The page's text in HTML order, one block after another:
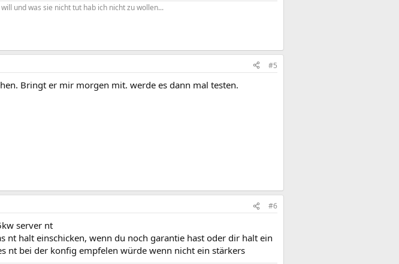
und was sie nicht tut hab ich nicht zu wollen...
#5
Bringt er mir morgen mit. werde es dann mal testen.
#6
server nt
nt halt einschicken, wenn du noch garantie hast oder dir halt ein
nt bei der konfig empfelen würde wenn nicht ein stärkers